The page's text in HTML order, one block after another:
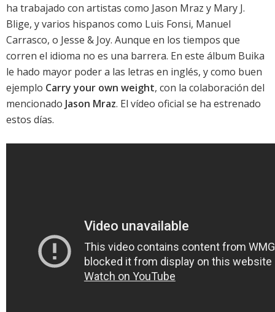
ha trabajado con artistas como Jason Mraz y Mary J.
Blige, y varios hispanos como Luis Fonsi, Manuel
Carrasco, o Jesse & Joy. Aunque en los tiempos que
corren el idioma no es una barrera. En este álbum Buika
le hado mayor poder a las letras en inglés, y como buen
ejemplo Carry your own weight, con la colaboración del
mencionado Jason Mraz. El vídeo oficial se ha estrenado
estos días.